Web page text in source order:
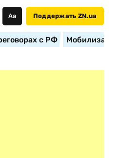
Аа Поддержать ZN.ua
с РФ